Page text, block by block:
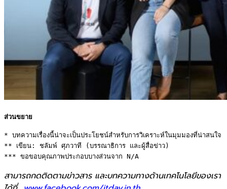
ส่วนขยาย
* บทความเรื่องนี้น่าจะเป็นประโยชน์สำหรับการวิเคราะห์ในมุมมองที่น่าสนใจ
** เขียน: ชลัมพ์ ศุภวาที (บรรณาธิการ และผู้สื่อข่าว)
*** ขอขอบคุณภาพประกอบบางส่วนจาก N/A
สามารถกดติดตามข่าวสาร และบทความทางด้านเทคโนโลยีของเรา